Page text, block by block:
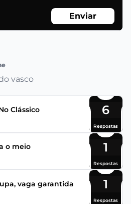
Enviar
vasco
Clássico 6
Respostas
o meio 1
Respostas
vaga garantida 1
Respostas